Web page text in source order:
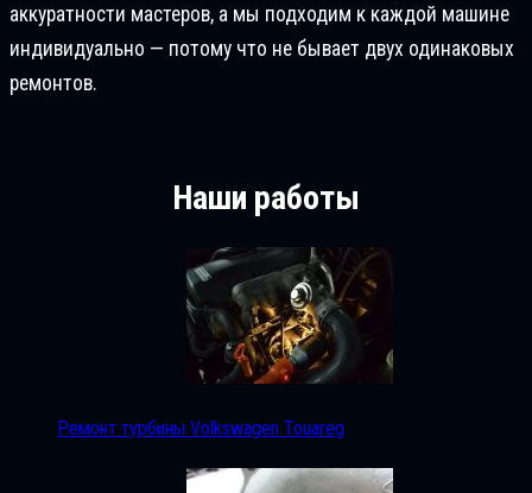
аккуратности мастеров, а мы подходим к каждой машине
индивидуально — потому что не бывает двух одинаковых
ремонтов.
Наши работы
Ремонт турбины Volkswagen Touareg